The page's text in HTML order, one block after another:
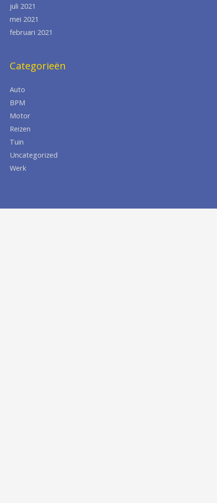
juli 2021
mei 2021
februari 2021
Categorieën
Auto
BPM
Motor
Reizen
Tuin
Uncategorized
Werk